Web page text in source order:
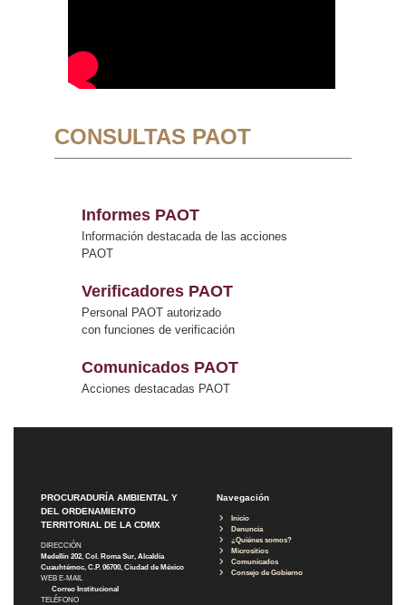
CONSULTAS PAOT
Informes PAOT
Información destacada de las acciones
PAOT
Verificadores PAOT
Personal PAOT autorizado
con funciones de verificación
Comunicados PAOT
Acciones destacadas PAOT
PROCURADURÍA AMBIENTAL Y
DEL ORDENAMIENTO
TERRITORIAL DE LA CDMX
DIRECCIÓN
Medellín 202, Col. Roma Sur, Alcaldía
Cuauhtémoc, C.P. 06700, Ciudad de México
WEB E-MAIL
Correo Institucional
TELÉFONO
Navegación
Inicio
Denuncia
¿Quiénes somos?
Micrositios
Comunicados
Consejo de Gobierno